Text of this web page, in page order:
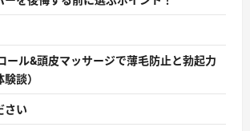
ール&頭皮マッサージで薄毛防止と勃起力
談）
さい